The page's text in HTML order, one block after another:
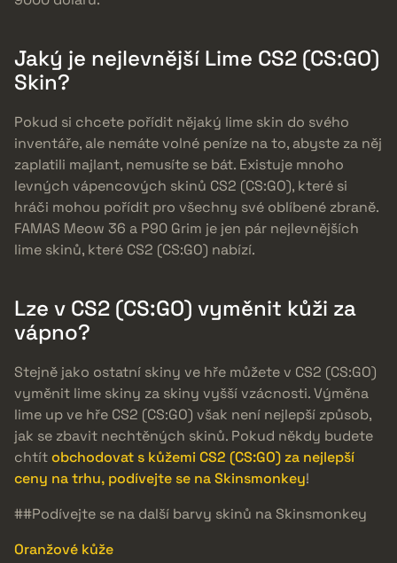
Jaký je nejlevnější Lime CS2 (CS:GO)
Skin?
Pokud si chcete pořídit nějaký lime skin do svého
inventáře, ale nemáte volné peníze na to, abyste za něj
zaplatili majlant, nemusíte se bát. Existuje mnoho
levných vápencových skinů CS2 (CS:GO), které si
hráči mohou pořídit pro všechny své oblíbené zbraně.
FAMAS Meow 36 a P90 Grim je jen pár nejlevnějších
lime skinů, které CS2 (CS:GO) nabízí.
Lze v CS2 (CS:GO) vyměnit kůži za
vápno?
Stejně jako ostatní skiny ve hře můžete v CS2 (CS:GO)
vyměnit lime skiny za skiny vyšší vzácnosti. Výměna
lime up ve hře CS2 (CS:GO) však není nejlepší způsob,
jak se zbavit nechtěných skinů. Pokud někdy budete
chtítobchodovat s kůžemi CS2 (CS:GO) za nejlepší
ceny na trhu, podívejte se na Skinsmonkey!
##Podívejte se na další barvy skinů na Skinsmonkey
Oranžové kůže